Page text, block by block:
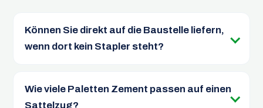
Können Sie direkt auf die Baustelle liefern,
wenn dort kein Stapler steht?
Wie viele Paletten Zement passen auf einen
Sattelzug?